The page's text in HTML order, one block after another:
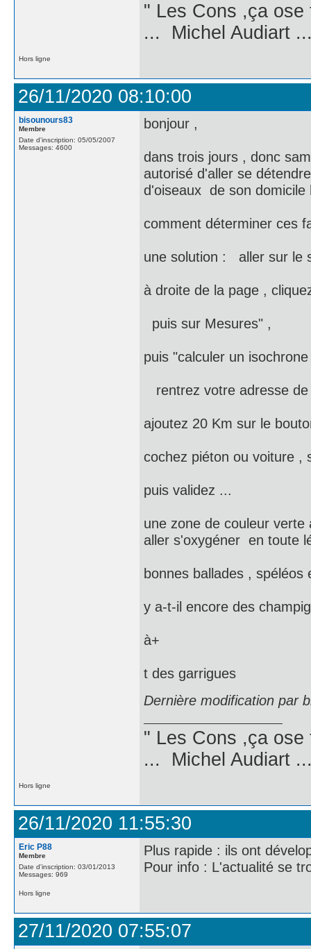
" Les Cons ,ça
... Michel Audiart
Hors ligne
26/11/2020 08:10:00
bisounours83
Membre
Date d'inscription: 05/05/2007
Messages: 4600
bonjour ,
dans trois jours , donc
autorisé d'aller se
d'oiseaux de son domicile
comment déterminer ces
une solution : aller sur le
à droite de la page ,
puis sur Mesures" ,
puis "calculer un
rentrez votre adresse
ajoutez 20 Km sur le
cochez piéton ou voiture ,
puis validez ...
une zone de couleur
aller s'oxygéner en toute
bonnes ballades , spéléos
y a-t-il encore des
à+
t des garrigues
Dernière modification par
" Les Cons ,ça
... Michel Audiart
Hors ligne
26/11/2020 11:55:30
Eric P88
Membre
Date d'inscription: 03/01/2013
Messages: 969
Plus rapide : ils ont
Pour info : L'actualité se
Hors ligne
27/11/2020 07:55:07